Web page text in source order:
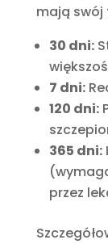
mają swój
30 dni:
7 dni:
120 dni:
365 dni:
przez